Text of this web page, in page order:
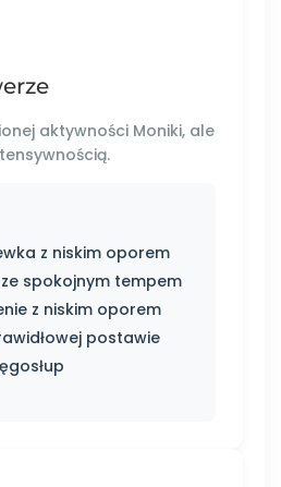
aktywności Moniki, ale
z niskim oporem
spokojnym tempem
z niskim oporem
postawie